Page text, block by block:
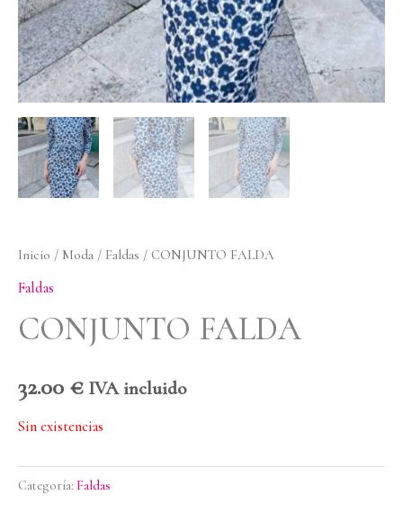
Inicio / Moda / Faldas / CONJUNTO FALDA
Faldas
CONJUNTO FALDA
32.00 € IVA incluido
Sin existencias
Categoría: Faldas